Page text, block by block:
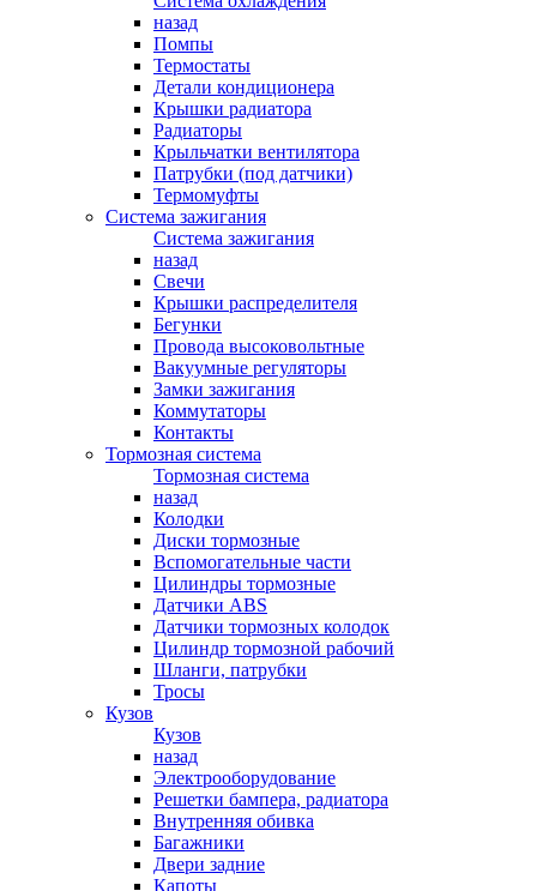
назад
Помпы
Термостаты
Детали кондиционера
Крышки радиатора
Радиаторы
Крыльчатки вентилятора
Патрубки (под датчики)
Термомуфты
Система зажигания
Система зажигания
назад
Свечи
Крышки распределителя
Бегунки
Провода высоковольтные
Вакуумные регуляторы
Замки зажигания
Коммутаторы
Контакты
Тормозная система
Тормозная система
назад
Колодки
Диски тормозные
Вспомогательные части
Цилиндры тормозные
Датчики ABS
Датчики тормозных колодок
Цилиндр тормозной рабочий
Шланги, патрубки
Тросы
Кузов
Кузов
назад
Электрооборудование
Решетки бампера, радиатора
Внутренняя обивка
Багажники
Двери задние
Капоты